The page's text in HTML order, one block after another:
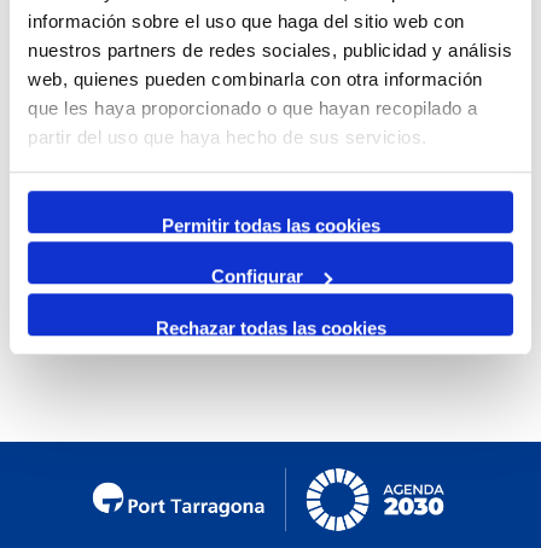
información sobre el uso que haga del sitio web con
nuestros partners de redes sociales, publicidad y análisis
web, quienes pueden combinarla con otra información
que les haya proporcionado o que hayan recopilado a
partir del uso que haya hecho de sus servicios.
Permitir todas las cookies
Configurar
Rechazar todas las cookies
Mensual
Ir al mes específico
Día Anterior
Siguiente Día